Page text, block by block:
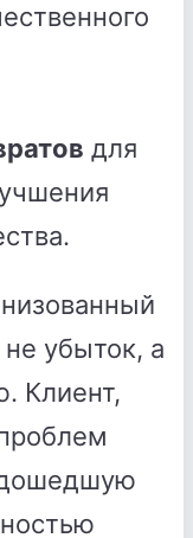
для
убыток, а
Клиент,